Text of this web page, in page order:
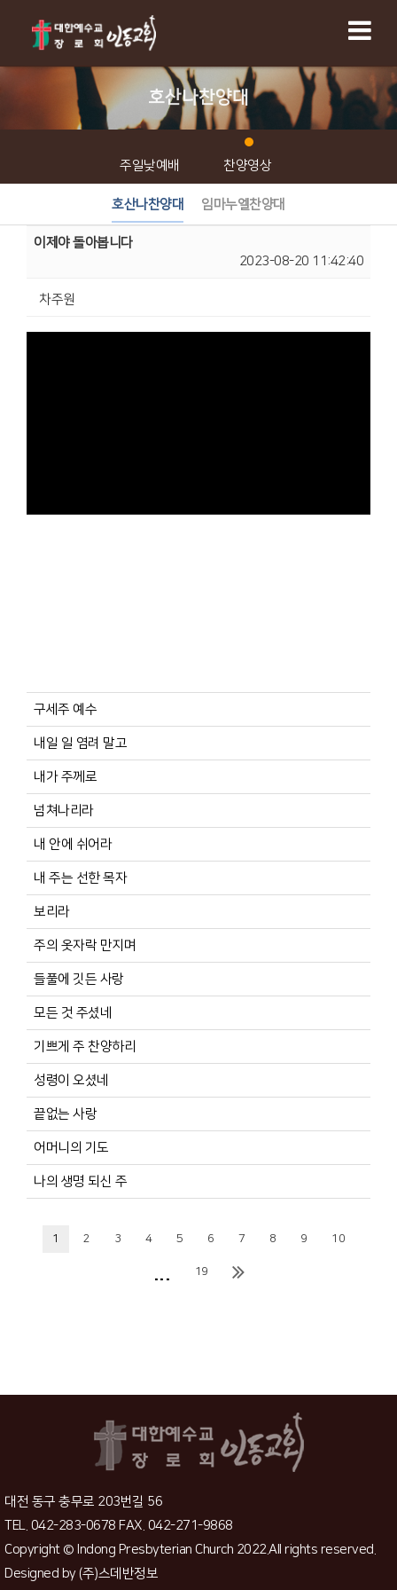
호산나찬양대
주일낮예배 찬양영상
호산나찬양대 임마누엘찬양대
이제야 돌아봅니다
2023-08-20 11:42:40
차주원
구세주 예수
내일 일 염려 말고
내가 주께로
넘쳐나리라
내 안에 쉬어라
내 주는 선한 목자
보리라
주의 옷자락 만지며
들풀에 깃든 사랑
모든 것 주셨네
기쁘게 주 찬양하리
성령이 오셨네
끝없는 사랑
어머니의 기도
나의 생명 되신 주
1 2 3 4 5 6 7 8 9 10
... 19
대전 동구 충무로 203번길 56
TEL. 042-283-0678 FAX. 042-271-9868
Copyright © Indong Presbyterian Church 2022.All rights reserved.
Designed by(주)스데반정보